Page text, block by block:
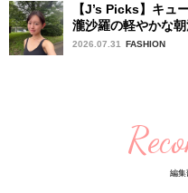
【J’s Picks】キュ
瀧沙羅の軽やかな
ィーン〉
2026.07.31 FASHION
編集